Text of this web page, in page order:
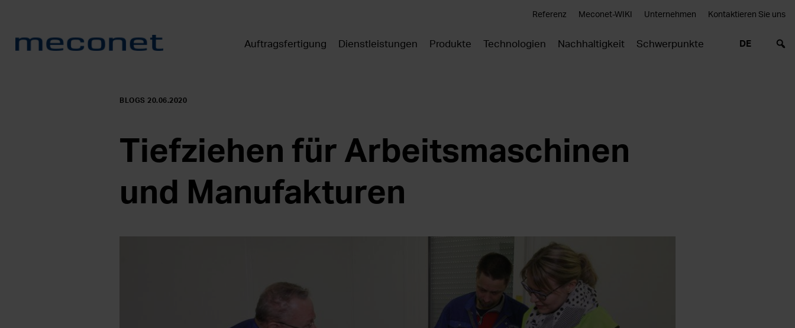
Referenz Meconet-WIKI Unternehmen Kontaktieren Sie uns
Auftragsfertigung Dienstleistungen Produkte Technologien Nachhaltigkeit Schwerpunkte DE
BLOGS 20.06.2020
Tiefziehen für Arbeitsmaschinen
und Manufakturen